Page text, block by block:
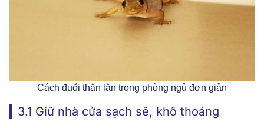
Cách đuổi thằn lằn trong phòng ngủ đơn giản
3.1 Giữ nhà cửa sạch sẽ, khô thoáng